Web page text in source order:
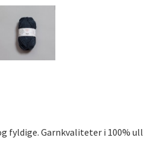
fyldige. Garnkvaliteter i 100%